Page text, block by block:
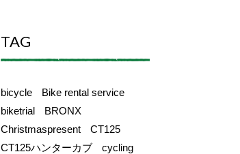
TAG
bicycle
Bike rental service
biketrial
BRONX
Christmaspresent
CT125
CT125ハンターカブ
cycling